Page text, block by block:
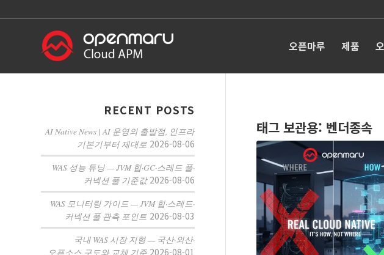
오픈마루 제품
태그 보관용: 벤더종속
RECENT POSTS
AI Native News | AI 운영의 출발점, 인프라
기본기부터 제대로 2026-08-06
WAS 성능 튜닝 — JVM 힙·GC·스레드 풀·
커넥션 풀 기준값 2026-08-06
WAS 모니터링 가이드 — JVM 힙·스레드·
커넥션 풀 관측 포인트 2026-08-03
국내 WAS 시장 지형 — 국산·외산·
오픈소스 구도와 교체 기준 2026-08-01